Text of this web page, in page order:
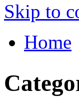
Skip to
Home